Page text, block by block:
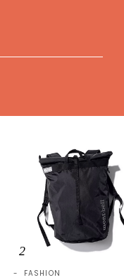
2
FASHION